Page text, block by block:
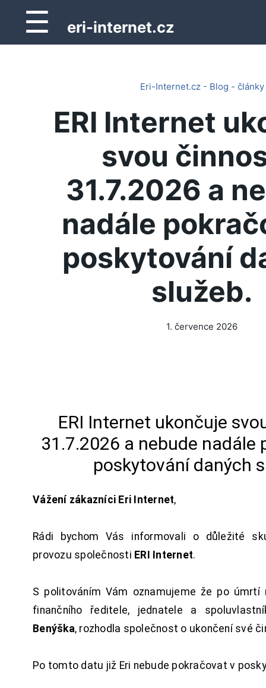
☰ eri-internet.cz
Eri-Internet.cz - Blog - články
ERI Internet
svou
31.7.2026 a
nadále
poskytování
služeb.
1. července 2026
ERI Internet ukončuje
31.7.2026 a nebude nadále
poskytování daných
Vážení zákazníci Eri Internet,
Rádi bychom Vás informovali o důležité
provozu společnosti ERI Internet.
S politováním Vám oznamujeme že po úmrtí
finančního ředitele, jednatele a
Benýška, rozhodla společnost o ukončení své
Po tomto datu již Eri nebude pokračovat v